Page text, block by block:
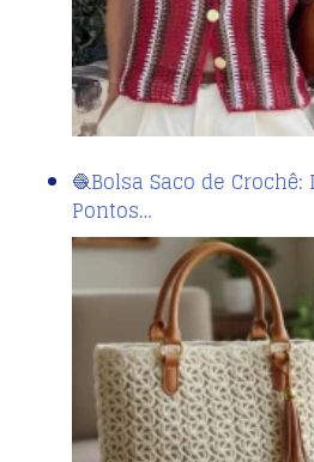
🧶Bolsa Saco de
Pontos…